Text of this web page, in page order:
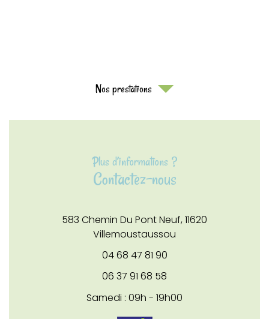
Nos prestations
Plus d’informations ?
Contactez-nous
583 Chemin Du Pont Neuf,11620
Villemoustaussou
04 68 47 81 90
06 37 91 68 58
Samedi : 09h - 19h00